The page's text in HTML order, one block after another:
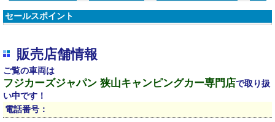
セールスポイント
販売店舗情報
ご覧の車両は
フジカーズジャパン 狭山キャンピングカー専門店で取り扱
い中です！
電話番号：